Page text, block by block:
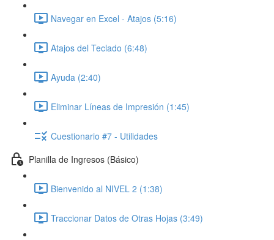
Navegar en Excel - Atajos (5:16)
Atajos del Teclado (6:48)
Ayuda (2:40)
Eliminar Líneas de Impresión (1:45)
Cuestionario #7 - Utilidades
Planilla de Ingresos (Básico)
Bienvenido al NIVEL 2 (1:38)
Traccionar Datos de Otras Hojas (3:49)